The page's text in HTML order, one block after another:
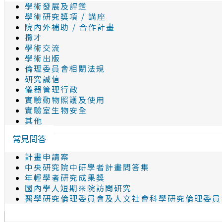
學術發展及評鑑
學術研究獎項 / 講座
院內外補助 / 合作計畫
攬才
學術交流
學術出版
倫理委員會相關法規
研究誠信
儀器管理行政
實驗動物照護及使用
實驗室生物安全
其他
常見問答
計畫申請案
中央研究院中研學者計畫問答集
年輕學者研究成果獎
國內學人短期來院訪問研究
醫學研究倫理委員會及人文社會科學研究倫理委